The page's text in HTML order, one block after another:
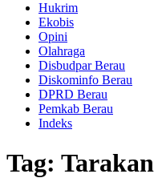
Hukrim
Ekobis
Opini
Olahraga
Disbudpar Berau
Diskominfo Berau
DPRD Berau
Pemkab Berau
Indeks
Tag: Tarakan